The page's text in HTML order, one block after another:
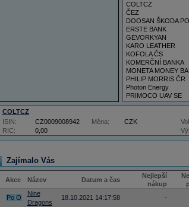
COLTCZ
ČEZ
DOOSAN ŠKODA
ERSTE BANK
GEVORKYAN
KARO LEATHER
KOFOLA ČS
KOMERČNÍ BANKA
MONETA MONEY
PHILIP MORRIS ČR
Photon Energy
PRIMOCO UAV SE
VIG
COLTCZ
RIC: 0,00
ISIN: CZ0009008942 Měna: CZK
Zajímalo Vás
Akce Název Datum a čas
Nejlepší
nákup
Po O
Nine
Dragons
18.10.2021 14:17:58 -